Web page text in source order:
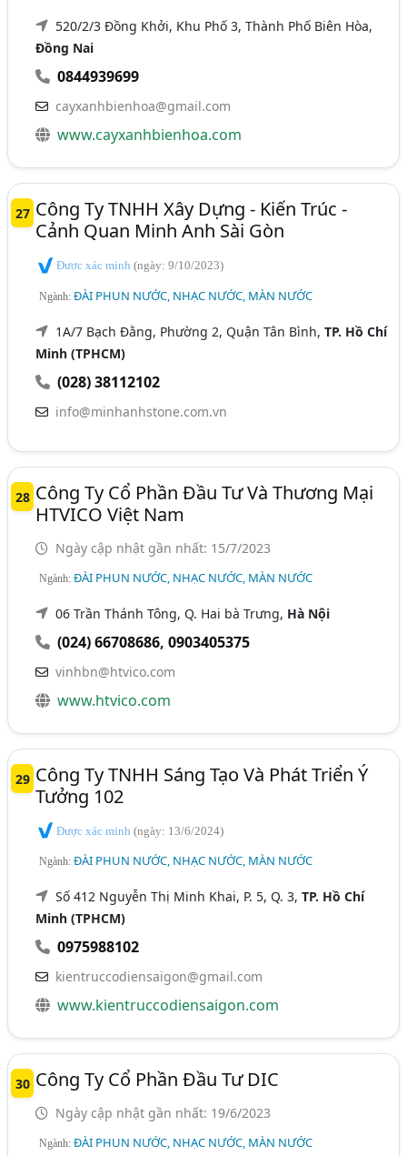
520/2/3 Đồng Khởi, Khu Phố 3, Thành Phố Biên Hòa,
Đồng Nai
0844939699
cayxanhbienhoa@gmail.com
www.cayxanhbienhoa.com
27 Công Ty TNHH Xây Dựng - Kiến Trúc -
Cảnh Quan Minh Anh Sài Gòn
Được xác minh(ngày: 9/10/2023)
Ngành:ĐÀI PHUN NƯỚC, NHẠC NƯỚC, MÀN NƯỚC
1A/7 Bạch Đằng, Phường 2, Quận Tân Bình,TP. Hồ Chí
Minh (TPHCM)
(028) 38112102
info@minhanhstone.com.vn
28 Công Ty Cổ Phần Đầu Tư Và Thương Mại
HTVICO Việt Nam
Ngày cập nhật gần nhất: 15/7/2023
Ngành:ĐÀI PHUN NƯỚC, NHẠC NƯỚC, MÀN NƯỚC
06 Trần Thánh Tông, Q. Hai bà Trưng, Hà Nội
(024) 66708686,0903405375
vinhbn@htvico.com
www.htvico.com
29 Công Ty TNHH Sáng Tạo Và Phát Triển Ý
Tưởng 102
Được xác minh(ngày: 13/6/2024)
Ngành:ĐÀI PHUN NƯỚC, NHẠC NƯỚC, MÀN NƯỚC
Số 412 Nguyễn Thị Minh Khai, P. 5, Q. 3,TP. Hồ Chí
Minh (TPHCM)
0975988102
kientruccodiensaigon@gmail.com
www.kientruccodiensaigon.com
30 Công Ty Cổ Phần Đầu Tư DIC
Ngày cập nhật gần nhất: 19/6/2023
Ngành:ĐÀI PHUN NƯỚC, NHẠC NƯỚC, MÀN NƯỚC